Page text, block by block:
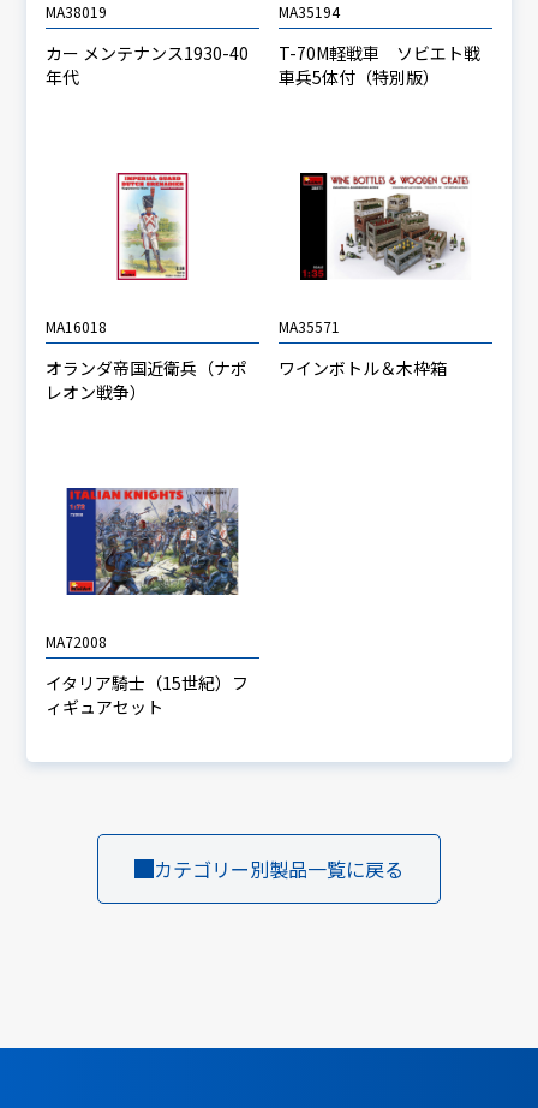
MA38019
カー メンテナンス1930-40
年代
MA35194
T-70M軽戦車 ソビエト戦
車兵5体付（特別版）
MA16018
オランダ帝国近衛兵（ナポ
レオン戦争）
MA35571
ワインボトル＆木枠箱
MA72008
イタリア騎士（15世紀）フ
ィギュアセット
カテゴリー別製品一覧に戻る